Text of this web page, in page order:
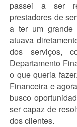
passei a ser
prestadores de
a ter um grande
atuava
dos serviços,
Departamento
o que queria
Financeira e
busco
ser capaz de
dos clientes.